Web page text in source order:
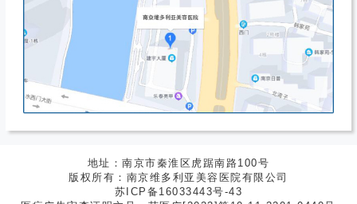
地址：南京市秦淮区虎踞南路100号
版权所有：南京维多利亚美容医院有限公司
苏ICP备16033443号-43